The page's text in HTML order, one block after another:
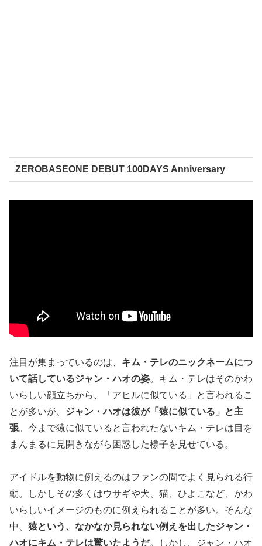
ZEROBASEONE DEBUT 100DAYS Anniversary
注目が集まっているのは、 キム・テレのニックネームにつ
いて話しているジャン・ハオの姿。キム・テレはそのかわ
いらしい顔立ちから、「アヒルに似ている」と言われるこ
とが多いが、 ジャン・ハオは彼が「猿に似ている」と主
張。今まで猿に似ていると言われたないキム・テレは目を
まんまるに見開きながら困惑した様子を見せている。
アイドルを動物に例えるのはファンの間でよく見られる行
動。しかしその多くはウサギや犬、猫、ひよこなど、かわ
いらしいイメージのものに例えられることが多い。そんな
中、 猿という、なかなか見られない例えを出したジャン・
ハオにキム・テレは驚いたようだ。
しかし、ジャン・ハオ